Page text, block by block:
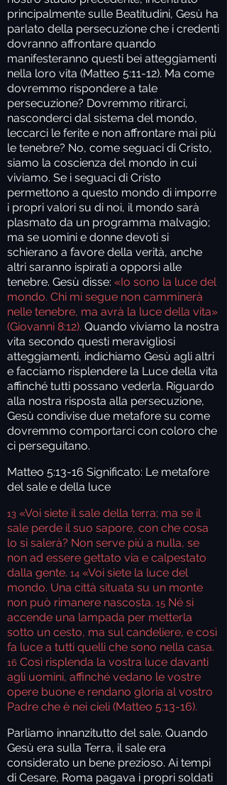
principalmente sulle Beatitudini, Gesù ha
parlato della persecuzione che i credenti
dovranno affrontare quando
manifesteranno questi bei atteggiamenti
nella loro vita (Matteo 5:11-12). Ma come
dovremmo rispondere a tale
persecuzione? Dovremmo ritirarci,
nasconderci dal sistema del mondo,
leccarci le ferite e non affrontare mai più
le tenebre? No, come seguaci di Cristo,
siamo la coscienza del mondo in cui
viviamo. Se i seguaci di Cristo
permettono a questo mondo di imporre
i propri valori su di noi, il mondo sarà
plasmato da un programma malvagio;
ma se uomini e donne devoti si
schierano a favore della verità, anche
altri saranno ispirati a opporsi alle
tenebre. Gesù disse: «Io sono la luce del
mondo. Chi mi segue non camminerà
nelle tenebre, ma avrà la luce della vita»
(Giovanni 8:12). Quando viviamo la nostra
vita secondo questi meravigliosi
atteggiamenti, indichiamo Gesù agli altri
e facciamo risplendere la Luce della vita
affinché tutti possano vederla. Riguardo
alla nostra risposta alla persecuzione,
Gesù condivise due metafore su come
dovremmo comportarci con coloro che
ci perseguitano.
Matteo 5:13-16 Significato: Le metafore
del sale e della luce
13 «Voi siete il sale della terra; ma se il
sale perde il suo sapore, con che cosa
lo si salerà? Non serve più a nulla, se
non ad essere gettato via e calpestato
dalla gente. 14 «Voi siete la luce del
mondo. Una città situata su un monte
non può rimanere nascosta. 15 Né si
accende una lampada per metterla
sotto un cesto, ma sul candeliere, e così
fa luce a tutti quelli che sono nella casa.
16 Così risplenda la vostra luce davanti
agli uomini, affinché vedano le vostre
opere buone e rendano gloria al vostro
Padre che è nei cieli (Matteo 5:13-16).
Parliamo innanzitutto del sale. Quando
Gesù era sulla Terra, il sale era
considerato un bene prezioso. Ai tempi
di Cesare, Roma pagava i propri soldati